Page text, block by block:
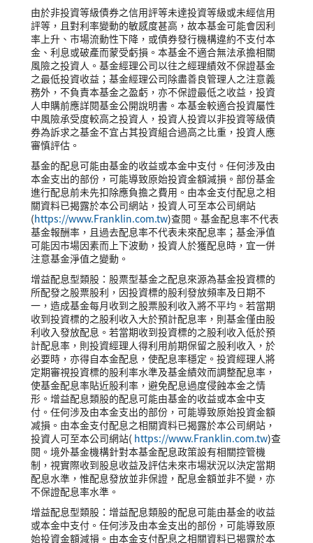
由於非投資等級債券之信用評等未達投資等級或未經信用
評等，且對利率變動的敏感度甚高，故本基金可能會因利
率上升、市場流動性下降，或債券發行機構違約不支付本
金、利息或破產而蒙受虧損。本基金不適合無法承擔相關
風險之投資人。基金經理公司以往之經理績效不保證基金
之最低投資收益；基金經理公司除盡善良管理人之注意義
務外，不負責本基金之盈虧，亦不保證最低之收益，投資
人申購前應詳閱基金公開說明書。本基金較適合投資屬性
中風險承受度較高之投資人，投資人投資以非投資等級債
券為訴求之基金不宜占其投資組合過高之比重，投資人應
審慎評估。
基金的配息可能由基金的收益或本金中支付。任何涉及由
本金支出的部份，可能導致原始投資金額減損。部份基金
進行配息前未先扣除應負擔之費用。由本金支付配息之相
關資料已揭露於本公司網站，投資人可至本公司網站
(https://www.Franklin.com.tw)查閱。基金配息率不代表
基金報酬率，且過去配息率不代表未來配息率；基金淨值
可能因市場因素而上下波動，投資人於獲配息時，宜一併
注意基金淨值之變動。
增益配息型類股：股票型基金之配息來源為基金投資標的
所配發之股票股利，因投資標的股利發放頻率及日期不
一，造成基金每月收到之股票股利收入將不平均。若當期
收到投資標的之股利收入大於預計配息率，則基金僅由股
利收入發放配息。若當期收到投資標的之股利收入低於預
計配息率，則投資經理人得利用前期保留之股利收入，於
必要時，亦得自本金配息，使配息率穩定。投資經理人將
定期審視投資標的股利率水準及基金績效而調整配息率，
使基金配息率貼近股利率，避免配息過度侵蝕本金之情
形。增益配息類股的配息可能由基金的收益或本金中支
付。任何涉及由本金支出的部份，可能導致原始投資金額
减損。由本金支付配息之相關資料已揭露於本公司網站，
投資人可至本公司網站( https://www.Franklin.com.tw)查
閱。境外基金機構針對本基金配息政策設有相關控管機
制，視實際收到股息收益及評估未來市場狀況以決定當期
配息水準，惟配息發放並非保證，配息金額並非不變，亦
不保證配息率水準。
增益配息型類股：增益配息類股的配息可能由基金的收益
或本金中支付。任何涉及由本金支出的部份，可能導致原
始投資金額減損。由本金支付配息之相關資料已揭露於本